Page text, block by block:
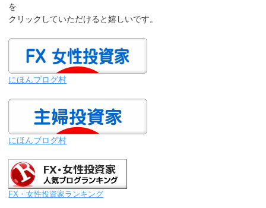
を
クリックしていただけると嬉しいです。
にほんブログ村
にほんブログ村
FX・女性投資家ランキング